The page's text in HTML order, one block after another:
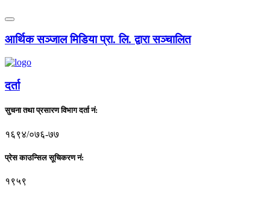
आर्थिक सञ्जाल मिडिया प्रा. लि. द्वारा सञ्चालित
दर्ता
सुचना तथा प्रसारण विभाग दर्ता नं:
१६९४/०७६-७७
प्रेस काउन्सिल सूचिकरण नं:
१९५९